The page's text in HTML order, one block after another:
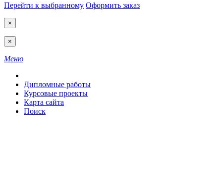
Перейти к выбранному Оформить заказ
×
×
Меню
Дипломные работы
Курсовые проекты
Карта сайта
Поиск